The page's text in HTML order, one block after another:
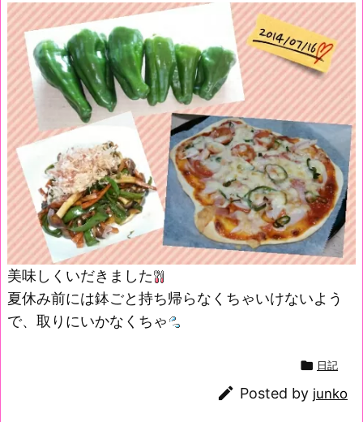
美味しくいだきました
夏休み前には鉢ごと持ち帰らなくちゃいけないよう
で、取りにいかなくちゃ
 日記
 Posted by junko